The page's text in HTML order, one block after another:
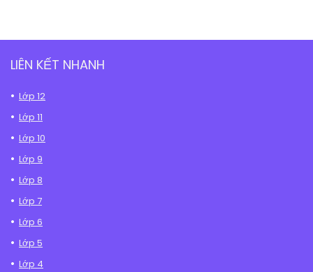
LIÊN KẾT NHANH
Lớp 12
Lớp 11
Lớp 10
Lớp 9
Lớp 8
Lớp 7
Lớp 6
Lớp 5
Lớp 4